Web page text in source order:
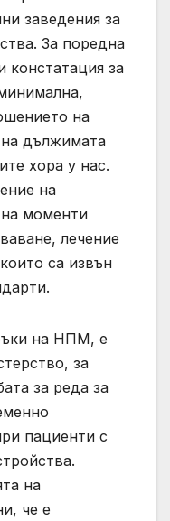
заведения за
За поредна
констатация за
на
дължимата
хора у нас.
на
моменти
лечение
са извън
на НПМ, е
за
за реда за
пациенти с
на
че е